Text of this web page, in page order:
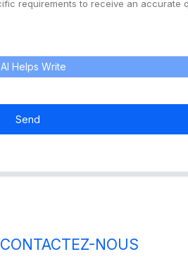
AI Helps Write
Send
CONTACTEZ-NOUS